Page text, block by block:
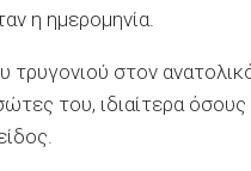
η ημερομηνία.
στον
του, ιδιαίτερα όσους